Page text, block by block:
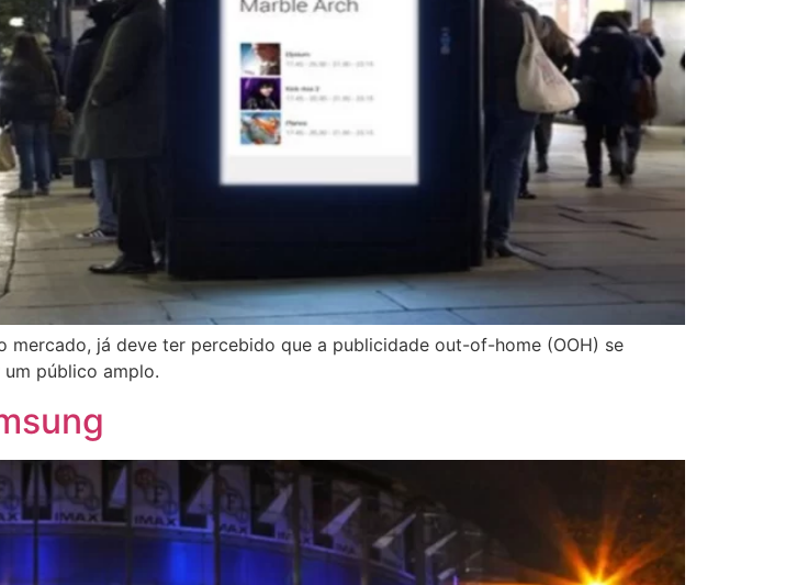
já deve ter percebido que a publicidade out-of-home (OOH) se
público amplo.